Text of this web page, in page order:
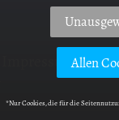
ImpressumI
Allen
*Nur Cookies, die für die